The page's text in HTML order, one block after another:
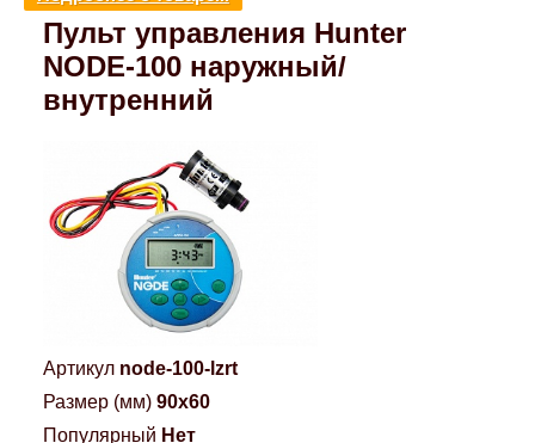
Пульт управления Hunter
NODE-100 наружный/
внутренний
Артикул node-100-lzrt
Размер (мм) 90x60
Популярный Нет
Компрессионные фитинги Poliext
Honda
Hyundai
Lexus
Mazda
Флуоресцентные краски
Эмали универсальные акриловые
Грунтовки, защитные лаки
Магнитные панели на холодильник